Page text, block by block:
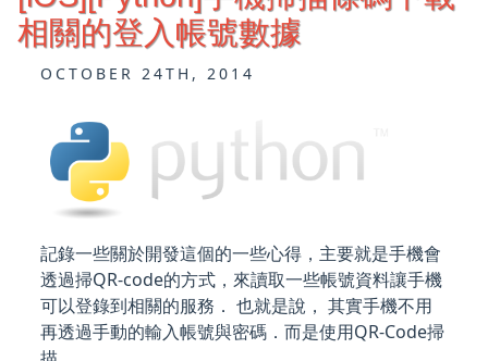
相關的登入帳號數據
OCTOBER 24TH, 2014
記錄一些關於開發這個的一些心得，主要就是手機會
透過掃QR-code的方式，來讀取一些帳號資料讓手機
可以登錄到相關的服務． 也就是說， 其實手機不用
再透過手動的輸入帳號與密碼．而是使用QR-Code掃